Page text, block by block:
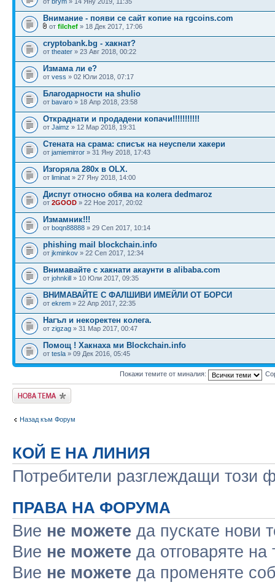
Внимание - появи се сайт копие на rgcoins.com
от filchef » 18 Дек 2017, 17:06
cryptobank.bg - хакнат?
от theater » 23 Авг 2018, 00:22
Измама ли е?
от vess » 02 Юли 2018, 07:17
Благодарности на shulio
от bavaro » 18 Апр 2018, 23:58
Откраднати и продадени копачи!!!!!!!!!!!
от Jaimz » 12 Мар 2018, 19:31
Стената на срама: списък на неуспели хакери
от jamiemirror » 31 Яну 2018, 17:43
Изгоряла 280х в OLX.
от liminat » 27 Яну 2018, 14:00
Диспут относно обява на колега dedmaroz
от 2GOOD » 22 Ное 2017, 20:02
Измамник!!!
от boqn88888 » 29 Сеп 2017, 10:14
phishing mail blockchain.info
от jkminkov » 22 Сеп 2017, 12:34
Внимавайте с хакнати акаунти в alibaba.com
от johnkill » 10 Юли 2017, 09:35
ВНИМАВАЙТЕ С ФАЛШИВИ ИМЕЙЛИ ОТ БОРСИ
от ekrem » 22 Апр 2017, 22:35
Нагъл и некоректен колега.
от zigzag » 31 Мар 2017, 00:47
Помощ ! Хакнаха ми Blockchain.info
от tesla » 09 Дек 2016, 05:45
Покажи темите от миналия:
Публикувай нова
тема
Назад към Форум
КОЙ Е НА ЛИНИЯ
Потребители разглеждащи този
ПРАВА НА ФОРУМА
Вие не можете да пускате нови
Вие не можете да отговаряте на
Вие не можете да променяте